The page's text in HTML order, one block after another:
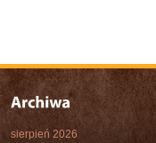
sierpień 2026